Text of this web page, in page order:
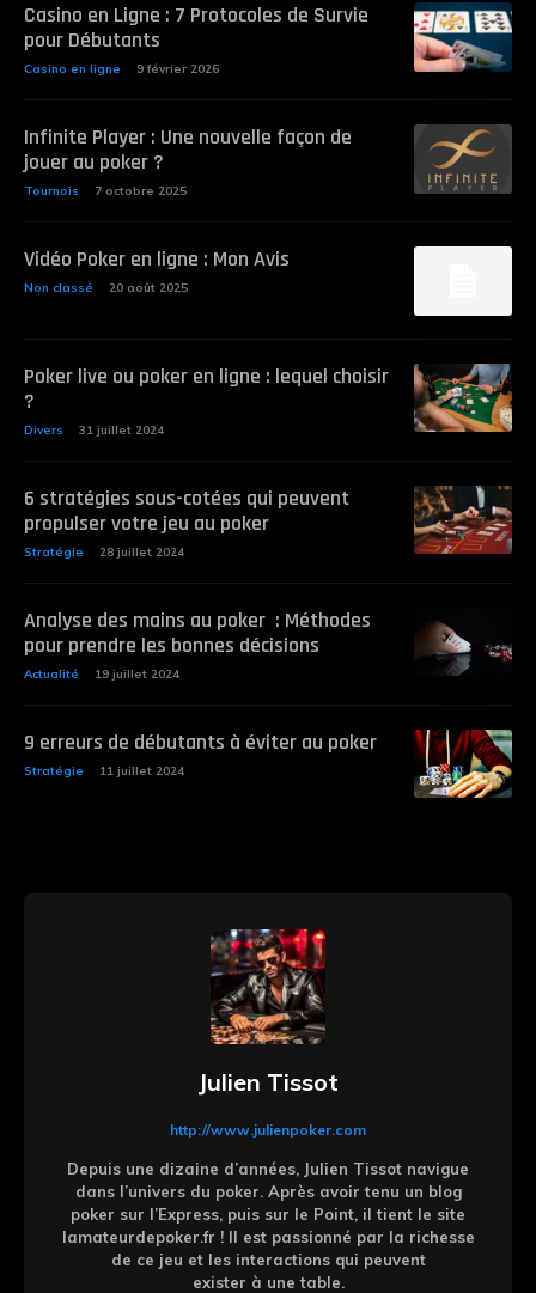
Casino en Ligne : 7 Protocoles de Survie
pour Débutants
Casino en ligne 9 février 2026
Infinite Player : Une nouvelle façon de
jouer au poker ?
Tournois 7 octobre 2025
Vidéo Poker en ligne : Mon Avis
Non classé 20 août 2025
Poker live ou poker en ligne : lequel choisir
?
Divers 31 juillet 2024
6 stratégies sous-cotées qui peuvent
propulser votre jeu au poker
Stratégie 28 juillet 2024
Analyse des mains au poker : Méthodes
pour prendre les bonnes décisions
Actualité 19 juillet 2024
9 erreurs de débutants à éviter au poker
Stratégie 11 juillet 2024
Julien Tissot
http://www.julienpoker.com
Depuis une dizaine d’années, Julien Tissot navigue
dans l’univers du poker. Après avoir tenu un blog
poker sur l’Express, puis sur le Point, il tient le site
lamateurdepoker.fr ! Il est passionné par la richesse
de ce jeu et les interactions qui peuvent
exister à une table.